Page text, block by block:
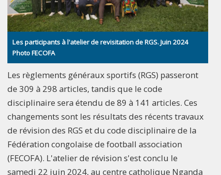
Les participants à l'atelier de revisitation de RGS. Juin 2024
Photo FECOFA
Les règlements généraux sportifs (RGS) passeront
de 309 à 298 articles, tandis que le code
disciplinaire sera étendu de 89 à 141 articles. Ces
changements sont les résultats des récents travaux
de révision des RGS et du code disciplinaire de la
Fédération congolaise de football association
(FECOFA). L'atelier de révision s'est conclu le
samedi 22 juin 2024, au centre catholique Nganda